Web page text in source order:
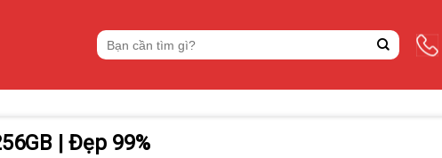
Tìm
kiếm:
| Đẹp 99%